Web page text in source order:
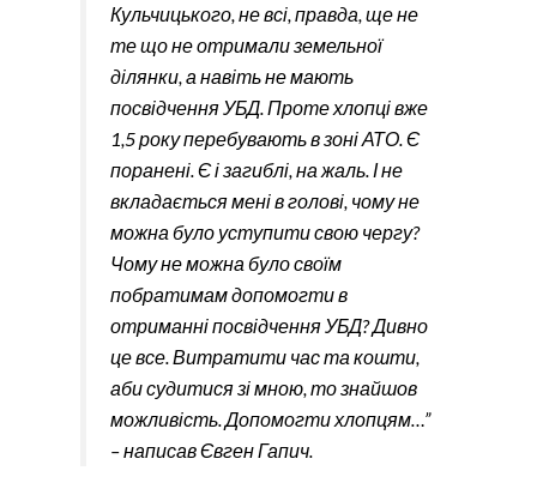
Кульчицького, не всі, правда, ще не
те що не отримали земельної
ділянки, а навіть не мають
посвідчення УБД. Проте хлопці вже
1,5 року перебувають в зоні АТО. Є
поранені. Є і загиблі, на жаль. І не
вкладається мені в голові, чому не
можна було уступити свою чергу?
Чому не можна було своїм
побратимам допомогти в
отриманні посвідчення УБД? Дивно
це все. Витратити час та кошти,
аби судитися зі мною, то знайшов
можливість. Допомогти хлопцям…”
– написав Євген Гапич.